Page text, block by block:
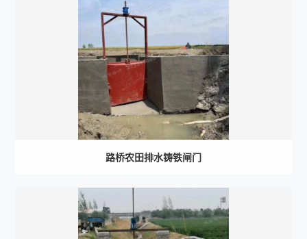
路桥农田排水铸铁闸门